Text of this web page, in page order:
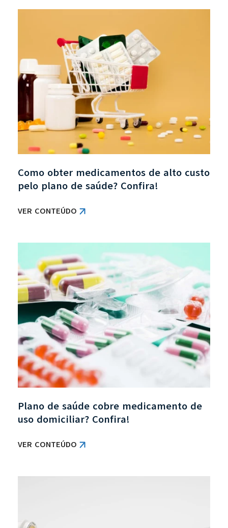
Como obter medicamentos de alto custo
pelo plano de saúde? Confira!
VER CONTEÚDO
Plano de saúde cobre medicamento de
uso domiciliar? Confira!
VER CONTEÚDO